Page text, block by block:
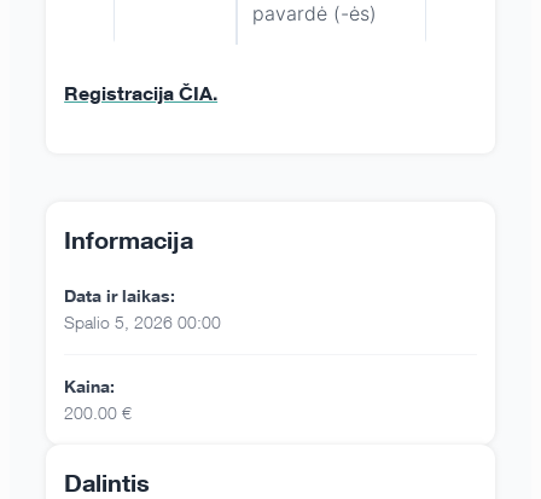
pavardė (-ės)
Registracija ČIA.
Informacija
Data ir laikas:
Spalio 5, 2026 00:00
Kaina:
200.00 €
Dalintis